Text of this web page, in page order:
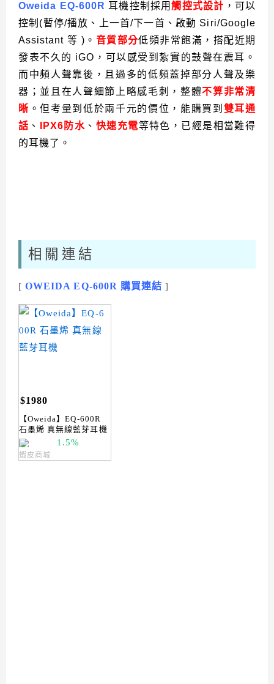
Oweida EQ-600R 耳機控制採用觸控式設計 ，可以
控制(暫停/播放、上一首/下一首、啟動 Siri/Google
Assistant 等 )。 音質部分低頻非常飽滿，搭配近期
發表不久的 iGO，可以感受到紮實的鼓聲在震耳。
而中頻人聲靠後，且過多的低頻蓋掉部分人聲及樂
器；並且在人聲細節上略感毛刺，整體不算非常清
晰 。但考量到低於兩千元的價位，能購買到 雙耳通
話 、 IPX6防水 、 快速充電等特色，已經是相當難得
的耳機了。
相關連結
[OWEIDA EQ-600R 購買連結 ]
$1980
【Oweida】EQ-600R
石墨烯 真無線藍芽耳機
1.5%
蝦皮商城